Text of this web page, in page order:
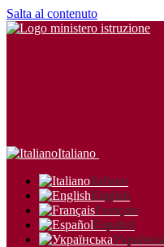
Salta al contenuto
Italiano
Italiano
English
Français
Español